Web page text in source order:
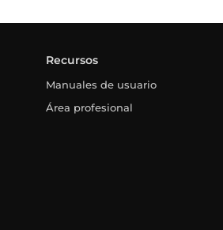
Recursos
Manuales de usuario
Área profesional